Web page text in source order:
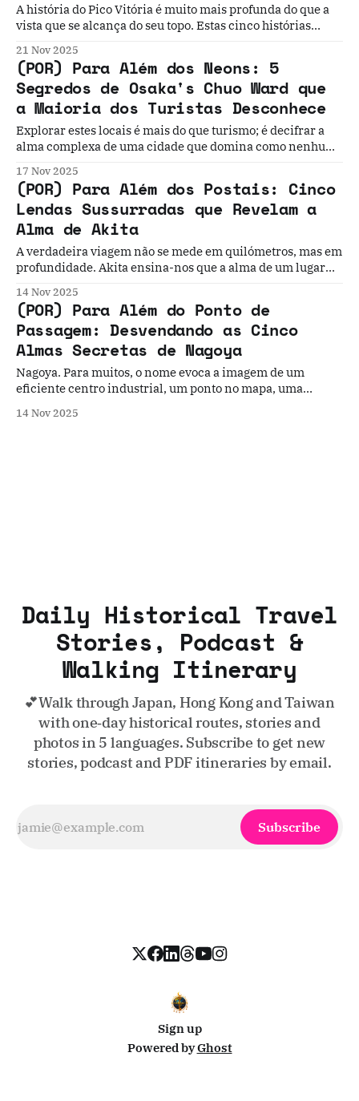
A história do Pico Vitória é muito mais profunda do que a
vista que se alcança do seu topo. Estas cinco histórias
segregação racial, engenharia notável e as cicatrizes da
guerra. O nome chinês do Pico, "Tai Ping Shan" , significa...
21 Nov 2025
(POR) Para Além dos Neons: 5
Segredos de Osaka's Chuo Ward que
a Maioria dos Turistas Desconhece
Explorar estes locais é mais do que turismo; é decifrar a
alma complexa de uma cidade que domina como nenhuma
vanguardista. Que histórias secretas e camadas de tempo
se escondem sob a superfície das cidades que pensamos
conhecer?
17 Nov 2025
(POR) Para Além dos Postais: Cinco
Lendas Sussurradas que Revelam a
Alma de Akita
A verdadeira viagem não se mede em quilómetros, mas em
profundidade. Akita ensina-nos que a alma de um lugar
sussurra a partir das suas histórias escondidas, dos seus
sacrifícios fundadores e dos seus rituais quotidianos.
14 Nov 2025
(POR) Para Além do Ponto de
Passagem: Desvendando as Cinco
Almas Secretas de Nagoya
Nagoya. Para muitos, o nome evoca a imagem de um
eficiente centro industrial, um ponto no mapa, uma
mais célebres como as aldeias de Shirakawa-go ou as ruas
14 Nov 2025
Daily Historical Travel
Stories, Podcast &
Walking Itinerary
💕Walk through Japan, Hong Kong and Taiwan
with one‑day historical routes, stories and
photos in 5 languages. Subscribe to get new
stories, podcast and PDF itineraries by email.
Subscribe
Sign up
Powered byGhost